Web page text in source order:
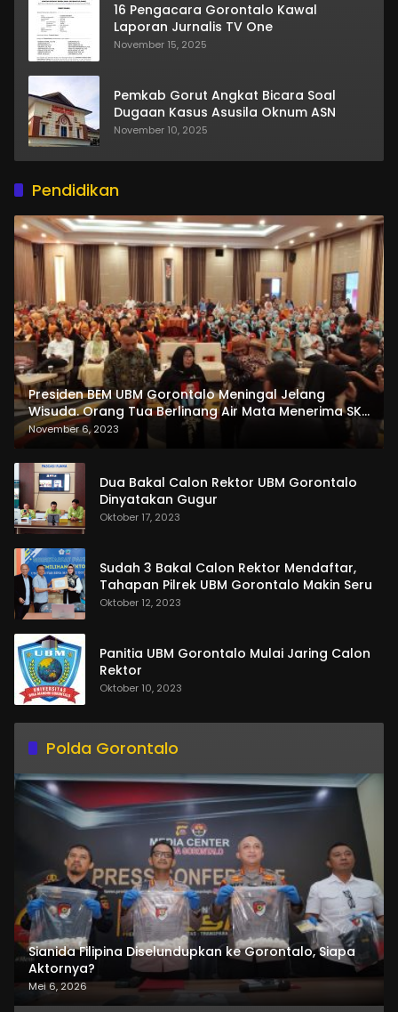
16 Pengacara Gorontalo Kawal
Laporan Jurnalis TV One
November 15, 2025
Pemkab Gorut Angkat Bicara Soal
Dugaan Kasus Asusila Oknum ASN
November 10, 2025
Pendidikan
Presiden BEM UBM Gorontalo Meningal Jelang
Wisuda. Orang Tua Berlinang Air Mata Menerima SKL
dan Pemasangan Salempang
November 6, 2023
Dua Bakal Calon Rektor UBM Gorontalo
Dinyatakan Gugur
Oktober 17, 2023
Sudah 3 Bakal Calon Rektor Mendaftar,
Tahapan Pilrek UBM Gorontalo Makin Seru
Oktober 12, 2023
Panitia UBM Gorontalo Mulai Jaring Calon
Rektor
Oktober 10, 2023
Polda Gorontalo
Sianida Filipina Diselundupkan ke Gorontalo, Siapa
Aktornya?
Mei 6, 2026